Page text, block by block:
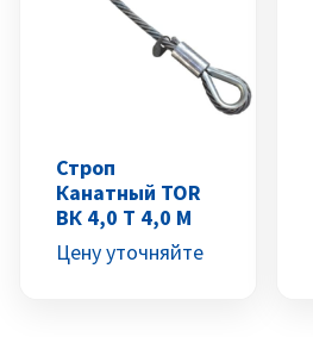
Строп
Канатный TOR
ВК 4,0 Т 4,0 М
Цену уточняйте